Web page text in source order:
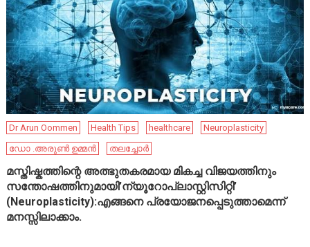
Dr Arun Oommen Health Tips healthcare
Neuroplasticity
ഡോ .അരുൺ ഉമ്മൻ
തലച്ചോർ
മസ്തിഷ്കത്തിന്റെ അത്ഭുതകരമായ മികച്ച വിജയത്തിനും
സന്തോഷത്തിനുമായി’ന്യൂറോപ്ലാസ്റ്റിസിറ്റി’
(Neuroplasticity):എങ്ങനെ പ്രയോജനപ്പെടുത്താമെന്ന്
മനസ്സിലാക്കാം.